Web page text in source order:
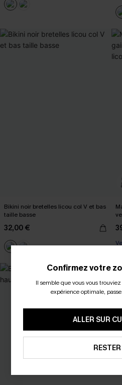
Bikini noir bretelles licou col V et bas
taille basse
32,00 €
Confirmez votre
Il semble que vous vous trouviez
expérience optimale,
ALLER SUR